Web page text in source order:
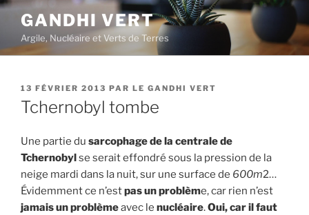
Aller
contenu
principal
GANDHI VERT
Argile, Nucléaire et Verts de Terres
PUBLIÉ
LE
13 FÉVRIER 2013 PAR LE GANDHI VERT
Tchernobyl tombe
Une partie du sarcophage de la centrale de
Tchernobylse serait effondré sous la pression de la
neige mardi dans la nuit, sur une surface de 600m2…
Évidemment ce n’estpas un problème, car rien n’est
jamais un problèmeavec le nucléaire.Oui, car il faut